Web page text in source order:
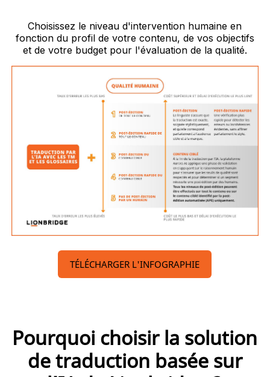
Choisissez le niveau d'intervention humaine en
fonction du profil de votre contenu, de vos objectifs
et de votre budget pour l'évaluation de la qualité.
TÉLÉCHARGER L'INFOGRAPHIE
Pourquoi choisir la solution
de traduction basée sur